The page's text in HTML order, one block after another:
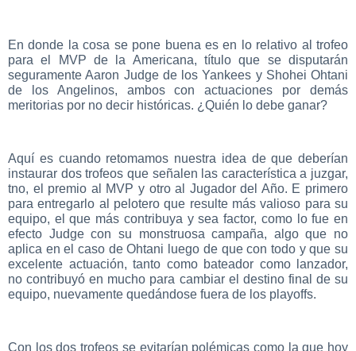
En donde la cosa se pone buena es en lo relativo al trofeo
para el MVP de la Americana, título que se disputarán
seguramente Aaron Judge de los Yankees y Shohei Ohtani
de los Angelinos, ambos con actuaciones por demás
meritorias por no decir históricas. ¿Quién lo debe ganar?
Aquí es cuando retomamos nuestra idea de que deberían
instaurar dos trofeos que señalen las característica a juzgar,
tno, el premio al MVP y otro al Jugador del Año. E primero
para entregarlo al pelotero que resulte más valioso para su
equipo, el que más contribuya y sea factor, como lo fue en
efecto Judge con su monstruosa campaña, algo que no
aplica en el caso de Ohtani luego de que con todo y que su
excelente actuación, tanto como bateador como lanzador,
no contribuyó en mucho para cambiar el destino final de su
equipo, nuevamente quedándose fuera de los playoffs.
Con los dos trofeos se evitarían polémicas como la que hoy